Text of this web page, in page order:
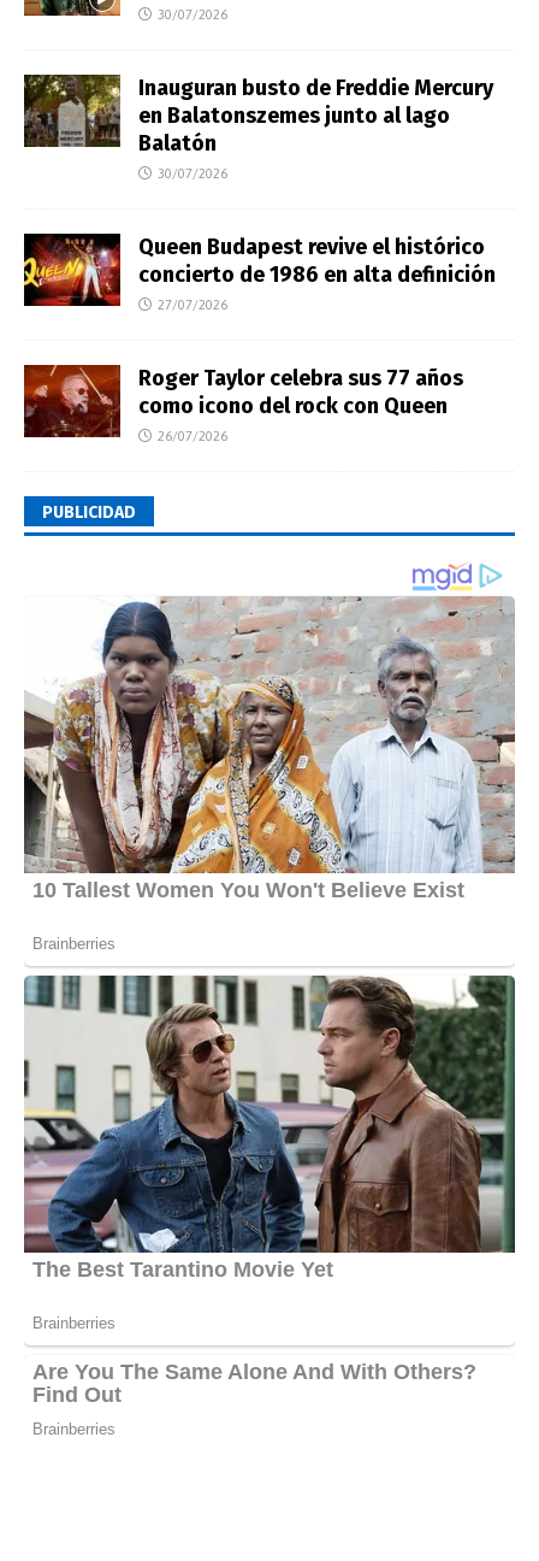
30/07/2026
Inauguran busto de Freddie Mercury
en Balatonszemes junto al lago
Balatón
30/07/2026
Queen Budapest revive el histórico
concierto de 1986 en alta definición
27/07/2026
Roger Taylor celebra sus 77 años
como icono del rock con Queen
26/07/2026
PUBLICIDAD